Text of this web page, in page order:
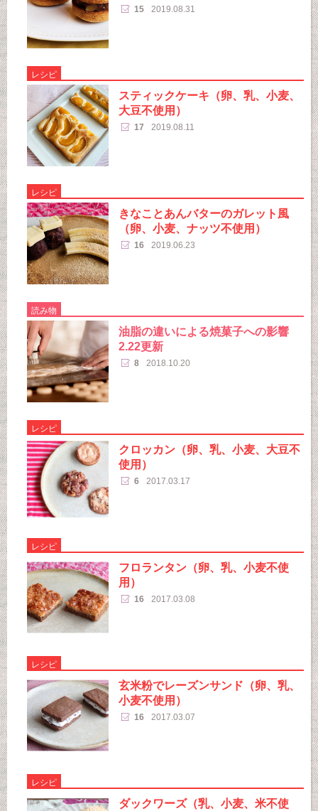
15 2019.08.31
レシピ
スティックケーキ（卵、乳、小麦、
大豆不使用）
17 2019.08.11
レシピ
きなことあんバターのガレット風
（卵、小麦、ナッツ不使用）
16 2019.06.23
読み物
油脂の違いによる焼菓子への影響
2.22更新
8 2018.10.20
レシピ
クロッカン（卵、乳、小麦、大豆不
使用）
6 2017.03.17
レシピ
フロランタン（卵、乳、小麦不使
用）
16 2017.03.08
レシピ
玄米粉でレーズンサンド（卵、乳、
小麦不使用）
16 2017.03.07
レシピ
ダックワーズ（乳、小麦、米不使